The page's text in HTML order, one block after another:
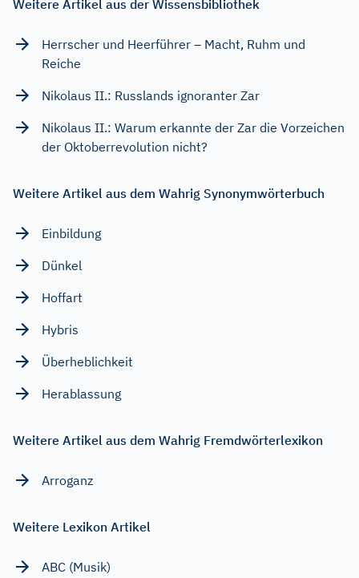
Weitere Artikel aus der Wissensbibliothek
Herrscher und Heerführer – Macht, Ruhm und
Reiche
Nikolaus II.: Russlands ignoranter Zar
Nikolaus II.: Warum erkannte der Zar die Vorzeichen
der Oktoberrevolution nicht?
Weitere Artikel aus dem Wahrig Synonymwörterbuch
Einbildung
Dünkel
Hoffart
Hybris
Überheblichkeit
Herablassung
Weitere Artikel aus dem Wahrig Fremdwörterlexikon
Arroganz
Weitere Lexikon Artikel
ABC (Musik)